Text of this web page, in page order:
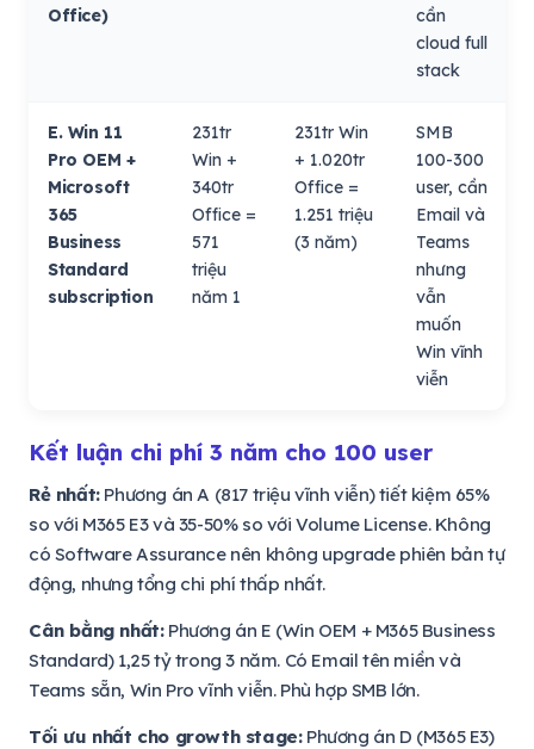
Office)
cần
cloud full
stack
E. Win 11
Pro OEM +
Microsoft
365
Business
Standard
subscription
231tr
Win +
340tr
Office =
571
triệu
năm 1
231tr Win
+ 1.020tr
Office =
1.251 triệu
(3 năm)
SMB
100-300
user, cần
Email và
Teams
nhưng
vẫn
muốn
Win vĩnh
viễn
Kết luận chi phí 3 năm cho 100 user
Rẻ nhất:Phương án A (817 triệu vĩnh viễn) tiết kiệm 65%
so với M365 E3 và 35-50% so với Volume License. Không
có Software Assurance nên không upgrade phiên bản tự
động, nhưng tổng chi phí thấp nhất.
Cân bằng nhất:Phương án E (Win OEM + M365 Business
Standard) 1,25 tỷ trong 3 năm. Có Email tên miền và
Teams sẵn, Win Pro vĩnh viễn. Phù hợp SMB lớn.
Tối ưu nhất cho growth stage:Phương án D (M365 E3)